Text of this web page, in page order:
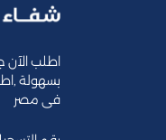
اطلب الآن
بسهولة
فى مصر